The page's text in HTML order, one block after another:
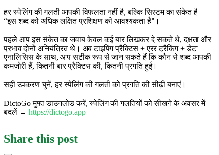
हर स्पेलिंग की गलती आपकी विफलता नहीं है, बल्कि सिस्टम का संकेत है —
“इस शब्द को अधिक लक्षित प्रशिक्षण की आवश्यकता है”।
पहले आप इस संकेत का जवाब केवल कई बार लिखकर दे सकते थे, दक्षता और
प्रभाव दोनों अनियंत्रित थे। अब टाइपिंग प्रैक्टिस + एरर ट्रैकिंग + डेटा
एनालिसिस के साथ, आप सटीक रूप से जान सकते हैं कि कौन से शब्द आपकी
कमजोरी हैं, कितनी बार प्रैक्टिस की, कितनी प्रगति हुई।
सही उपकरण चुनें, हर स्पेलिंग की गलती को प्रगति की सीढ़ी बनाएं।
DictoGo मुफ्त डाउनलोड करें, स्पेलिंग की गलतियों को सीखने के अवसर में
बदलें → https://dictogo.app
Share this post